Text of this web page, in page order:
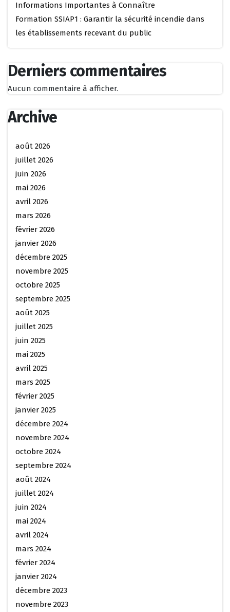
Informations Importantes à Connaître
Formation SSIAP1 : Garantir la sécurité incendie dans
les établissements recevant du public
Derniers commentaires
Aucun commentaire à afficher.
Archive
août 2026
juillet 2026
juin 2026
mai 2026
avril 2026
mars 2026
février 2026
janvier 2026
décembre 2025
novembre 2025
octobre 2025
septembre 2025
août 2025
juillet 2025
juin 2025
mai 2025
avril 2025
mars 2025
février 2025
janvier 2025
décembre 2024
novembre 2024
octobre 2024
septembre 2024
août 2024
juillet 2024
juin 2024
mai 2024
avril 2024
mars 2024
février 2024
janvier 2024
décembre 2023
novembre 2023